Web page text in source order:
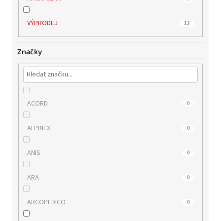
VÝPRODEJ 12
Značky
ACORD 0
ALPINEX 0
ANIS 0
ARA 0
ARCOPEDICO 0